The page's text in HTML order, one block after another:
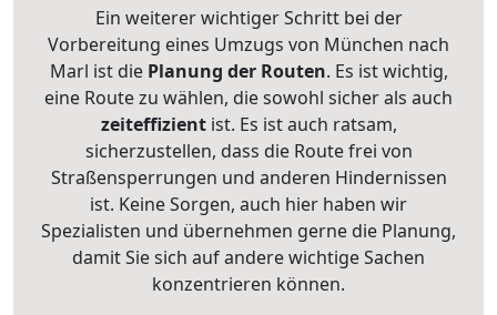
Ein weiterer wichtiger Schritt bei der
Vorbereitung eines Umzugs von München nach
Marl ist diePlanung der Routen. Es ist wichtig,
eine Route zu wählen, die sowohl sicher als auch
zeiteffizientist. Es ist auch ratsam,
sicherzustellen, dass die Route frei von
Straßensperrungen und anderen Hindernissen
ist. Keine Sorgen, auch hier haben wir
Spezialisten und übernehmen gerne die Planung,
damit Sie sich auf andere wichtige Sachen
konzentrieren können.